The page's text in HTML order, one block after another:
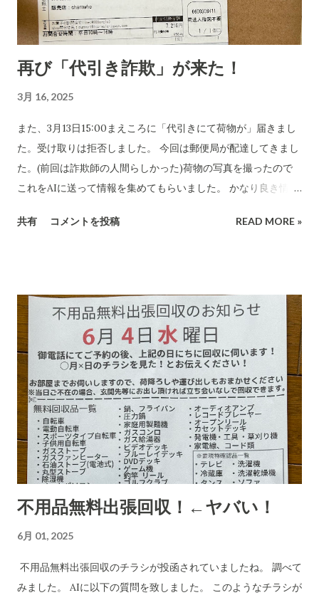
再び「代引き詐欺」が来た！
3月 16, 2025
また、3月13日15:00まえころに「代引きにて荷物が」届きまし
た。受け取りは拒否しました。 今回は郵便局が配達してきまし
た。(前回は詐欺師の人間らしかった)荷物の写真を撮ったので
これをAIに送って情報を集めてもらいました。 かなり良き情報
さまざま考え抜いてやっています。 高齢の女性や意思表示がで
受ける郵便局とヤマトなど宅配会社にとっては上得意のお客さ
まであるのかもしれない???...(受取拒絶で返品になる確率はかな
り高いのでその返送時の運賃も売上となります。) 以下は、AI
の分析です。長文です。 詐欺にかかる心理についてもAIに分
析・解説をしてもらいました。 CBB 株式会社、および
「charmmsho」という販売店に関する詐欺やトラブル報告の
有無を確認します。また、送り主情報の詳細な住所や連絡先が
正式な企業情報と一致するかどうかも調べます。 Research
completed in 8m· 16 件の情報源 CBB株式会社および販売店
「charmmsho」に関する調査報告 会社所在地・連絡先の検証
CBB株式会社は法人登記上、「大阪府泉南郡熊取町紺屋2丁目
屋2-20-1」と記載されています​ CBB-SHYOJI.COM 。販売店
「charmmsho」のサイト上で表示されていた会社所在地がこ
共有 コメントを投稿 READ MORE »
不用品無料出張回収！←ヤバい！
6月 01, 2025
不用品無料出張回収のチラシが投函されていましたね。 調べて
みました。 AIに以下の質問を致しました。 このようなチラシが